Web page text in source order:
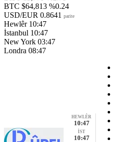
BTC $64,813 %0.24
USD/EUR 0.8641 parite
Hewlêr 10:47
İstanbul 10:47
New York 03:47
Londra 08:47
HEWLÊR
10:47
İST
10:47